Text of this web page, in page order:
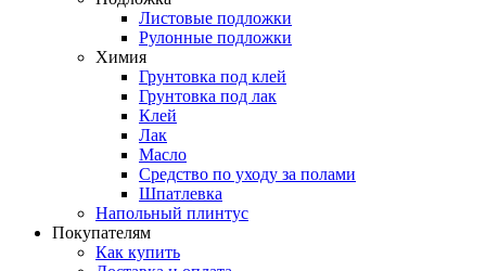
Листовые подложки
Рулонные подложки
Химия
Грунтовка под клей
Грунтовка под лак
Клей
Лак
Масло
Средство по уходу за полами
Шпатлевка
Напольный плинтус
Покупателям
Как купить